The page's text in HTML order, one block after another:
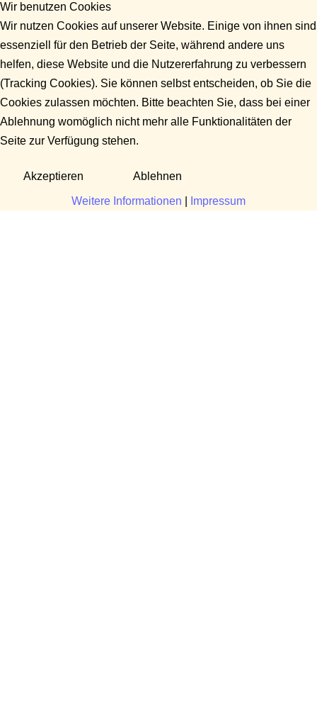
Wir benutzen Cookies
Wir nutzen Cookies auf unserer Website. Einige von ihnen sind
essenziell für den Betrieb der Seite, während andere uns
helfen, diese Website und die Nutzererfahrung zu verbessern
(Tracking Cookies). Sie können selbst entscheiden, ob Sie die
Cookies zulassen möchten. Bitte beachten Sie, dass bei einer
Ablehnung womöglich nicht mehr alle Funktionalitäten der
Seite zur Verfügung stehen.
Akzeptieren Ablehnen
Weitere Informationen Impressum